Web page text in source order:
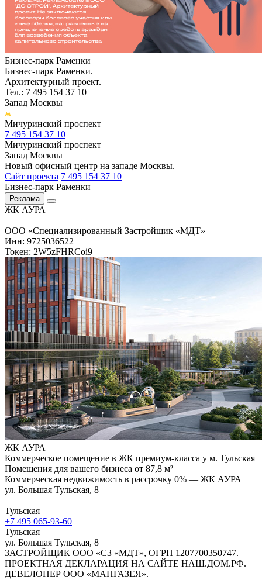
Бизнес-парк Раменки
Бизнес-парк Раменки.
Архитектурный проект.
Тел.: 7 495 154 37 10
Запад Москвы
Мичуринский проспект
7 495 154 37 10
Мичуринский проспект
Запад Москвы
Новый офисный центр на западе Москвы.
Сайт проекта 7 495 154 37 10
Бизнес-парк Раменки
Реклама
ЖК АУРА
ООО «Специализированный Застройщик «МДТ»
Инн: 9725036522
Токен: 2W5zFHRCoi9
ЖК АУРА
Коммерческое помещение в ЖК премиум-класса у м. Тульская
Помещения для вашего бизнеса от 87,8 м²
Коммерческая недвижимость в рассрочку 0% — ЖК АУРА
ул. Большая Тульская, 8
Тульская
+7 495 065-93-60
Тульская
ул. Большая Тульская, 8
ЗАСТРОЙЩИК ООО «СЗ «МДТ», ОГРН 1207700350747.
ПРОЕКТНАЯ ДЕКЛАРАЦИЯ НА САЙТЕ НАШ.ДОМ.РФ.
ДЕВЕЛОПЕР ООО «МАНГАЗЕЯ».